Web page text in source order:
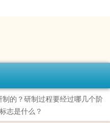
的？研制过程要经过哪几个阶
志是什么？